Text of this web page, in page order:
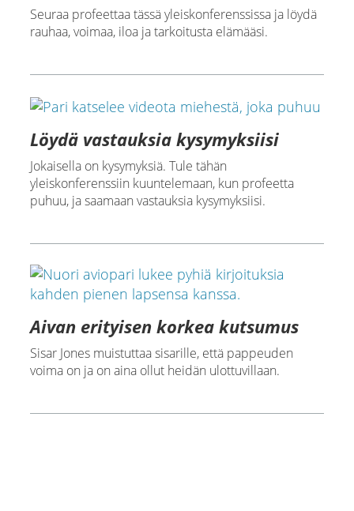
Seuraa profeettaa tässä yleiskonferenssissa ja löydä
rauhaa, voimaa, iloa ja tarkoitusta elämääsi.
Löydä vastauksia kysymyksiisi
Jokaisella on kysymyksiä. Tule tähän
yleiskonferenssiin kuuntelemaan, kun profeetta
puhuu, ja saamaan vastauksia kysymyksiisi.
Aivan erityisen korkea kutsumus
Sisar Jones muistuttaa sisarille, että pappeuden
voima on ja on aina ollut heidän ulottuvillaan.